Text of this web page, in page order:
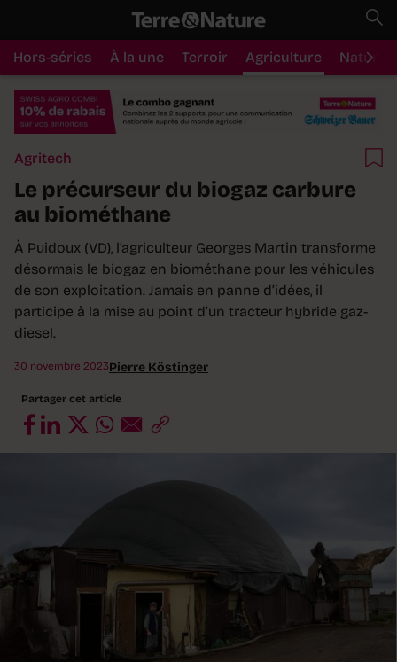
Hors-séries À la une Terroir Agriculture Nature
Agritech
Le précurseur du biogaz carbure
au biométhane
À Puidoux (VD), l’agriculteur Georges Martin transforme
désormais le biogaz en biométhane pour les véhicules
de son exploitation. Jamais en panne d’idées, il
participe à la mise au point d’un tracteur hybride gaz-
diesel.
30 novembre 2023Pierre Köstinger
Partager cet article